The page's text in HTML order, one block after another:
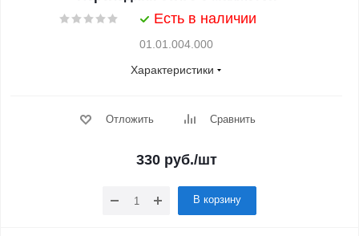
Есть в наличии
01.01.004.000
Характеристики
Отложить Сравнить
330 руб./шт
В корзину